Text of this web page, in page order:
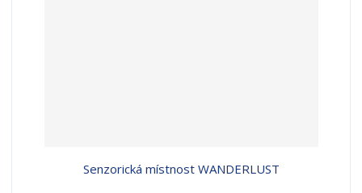
Senzorická místnost WANDERLUST